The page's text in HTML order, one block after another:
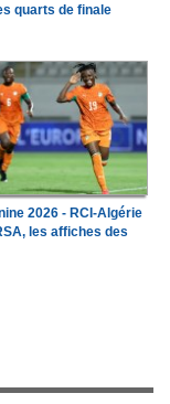
quarts de finale
2026 - RCI-Algérie
les affiches des